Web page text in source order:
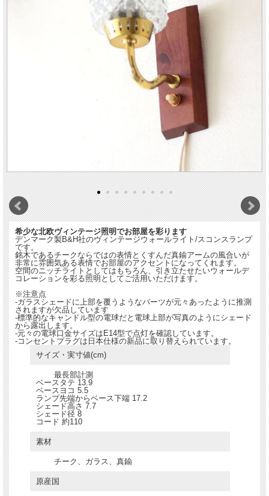
希少な北欧ヴィンテージ照明でお部屋を彩ります
デンマーク製B&H社のヴィンテージウォールライト/スコンスランプ
です。
銘木であるチークならではの表情とくすんだ真鍮アームの風合いが
非常に雰囲気ある表情でお部屋のアクセントになってくれます。
空間のニッチライトとしてはもちろん、引き立たせたいウォールデ
コレーションを彩る照明としてご活用いただけます。
※注意点
-ガラスシェードに上部を覆うようなパーツが元々あったように推測
されますが欠品しています
-標準的なキャンドル型の電球だと電球上部が写真のようにシェード
から露出します。
-元々の電球口金サイズはE14型で点灯を確認しています。
-コンセントプラグは日本仕様の新品に取り替えられています。
サイズ・実寸値(cm)
最長部計測
ベースタテ 13.9
ベースヨコ 5.5
ランプ先端からベース下端 17.2
シェード高さ 7.7
シェード径 8
コード 約110
素材
チーク、ガラス、真鍮
原産国